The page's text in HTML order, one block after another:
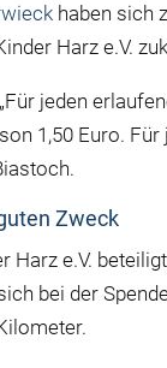
haben sich
Harz e.V.
jeden
1,50 Euro.
Zweck
Harz e.V.
bei der